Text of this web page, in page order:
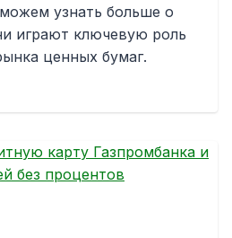
узнать больше о
играют ключевую роль
ценных бумаг.